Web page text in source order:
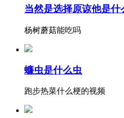
当然是选择原谅他是什
杨树蘑菇能吃吗
蠊虫是什么虫
跑步热菜什么梗的视频